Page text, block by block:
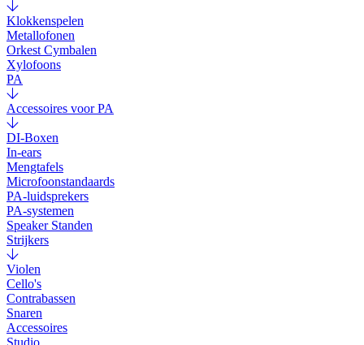
Klokkenspelen
Metallofonen
Orkest Cymbalen
Xylofoons
PA
Accessoires voor PA
DI-Boxen
In-ears
Mengtafels
Microfoonstandaards
PA-luidsprekers
PA-systemen
Speaker Standen
Strijkers
Violen
Cello's
Contrabassen
Snaren
Accessoires